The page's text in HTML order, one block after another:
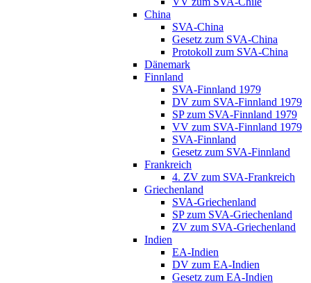
China
SVA-China
Gesetz zum SVA-China
Protokoll zum SVA-China
Dänemark
Finnland
SVA-Finnland 1979
DV zum SVA-Finnland 1979
SP zum SVA-Finnland 1979
VV zum SVA-Finnland 1979
SVA-Finnland
Gesetz zum SVA-Finnland
Frankreich
4. ZV zum SVA-Frankreich
Griechenland
SVA-Griechenland
SP zum SVA-Griechenland
ZV zum SVA-Griechenland
Indien
EA-Indien
DV zum EA-Indien
Gesetz zum EA-Indien